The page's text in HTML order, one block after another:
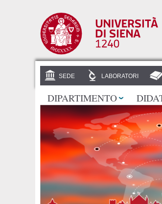
SEDE LABORATORI
DIPARTIMENTO